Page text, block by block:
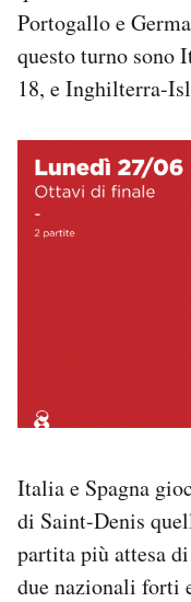
AREA PERSONALE
Area Personale
Newsletter
Regala il Post
Hai bisogno di
Portogallo e
questo turno sono
18, e Inghilterra-
Italia e Spagna
di Saint-Denis
partita più attesa
due nazionali forti